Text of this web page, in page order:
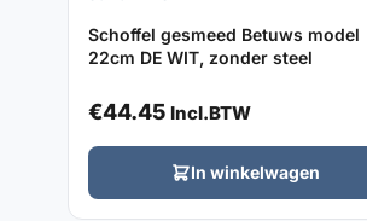
Schoffel gesmeed Betuws model
22cm DE WIT, zonder steel
€44.45 Incl.BTW
In winkelwagen